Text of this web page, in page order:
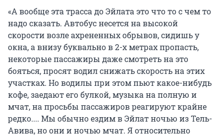
«А вообще эта трасса до Эйлата это что то с чем то
надо сказать. Автобус несется на высокой
скорости возле ахрененных обрывов, сидишь у
окна, а внизу буквально в 2-х метрах пропасть,
некоторые пассажиры даже смотреть на это
бояться, просят водил снижать скорость на этих
участках. Но водилы при этом пьют какое-нибудь
кофе, заедают его булкой, музыка на полную и
мчат, на просьбы пассажиров реагируют крайне
редко.... Мы обычно ездим в Эйлат ночью из Тель-
Авива, но они и ночью мчат. Я относительно